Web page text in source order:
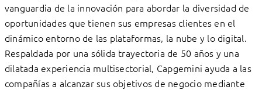
vanguardia de la innovación para abordar la diversidad de
oportunidades que tienen sus empresas clientes en el
dinámico entorno de las plataformas, la nube y lo digital.
Respaldada por una sólida trayectoria de 50 años y una
dilatada experiencia multisectorial, Capgemini ayuda a las
compañías a alcanzar sus objetivos de negocio mediante